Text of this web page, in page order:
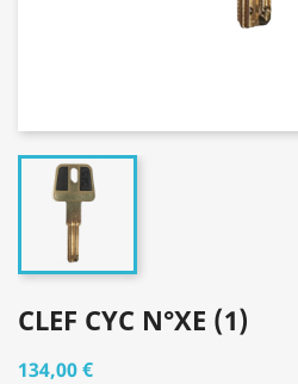
CLEF CYC N°XE (1)
134,00 €